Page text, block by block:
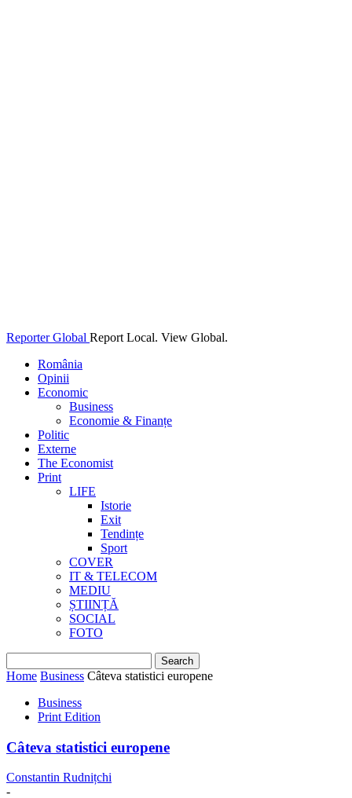
Reporter Global Report Local. View Global.
România
Opinii
Economic
Business
Economie & Finanțe
Politic
Externe
The Economist
Print
LIFE
Istorie
Exit
Tendințe
Sport
COVER
IT & TELECOM
MEDIU
ȘTIINȚĂ
SOCIAL
FOTO
Home Business Câteva statistici europene
Business
Print Edition
Câteva statistici europene
Constantin Rudnițchi
-